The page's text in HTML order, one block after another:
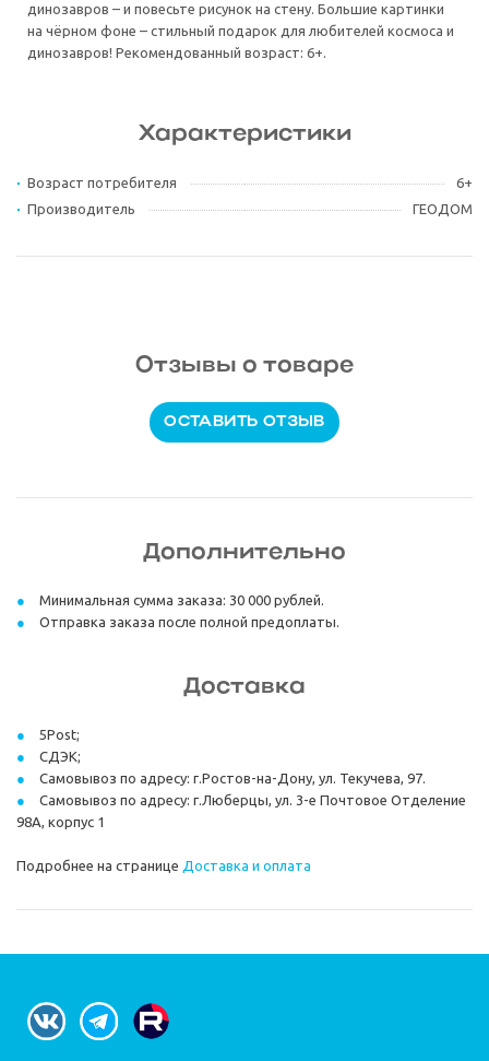
динозавров – и повесьте рисунок на стену. Большие картинки
на чёрном фоне – стильный подарок для любителей космоса и
динозавров! Рекомендованный возраст: 6+.
Характеристики
Возраст потребителя
6+
Производитель
ГЕОДОМ
Отзывы о товаре
ОСТАВИТЬ ОТЗЫВ
Дополнительно
Минимальная сумма заказа: 30 000 рублей.
Отправка заказа после полной предоплаты.
Доставка
5Post;
СДЭК;
Самовывоз по адресу: г.Ростов-на-Дону, ул. Текучева, 97.
Самовывоз по адресу: г.Люберцы, ул. 3-е Почтовое Отделение
98А, корпус 1
Подробнее на странице Доставка и оплата